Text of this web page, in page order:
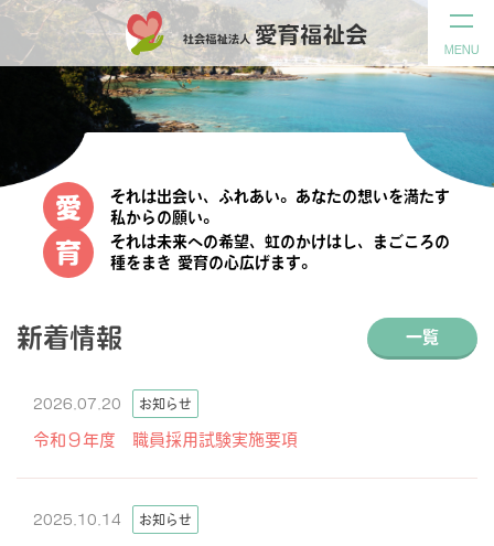
MENU
愛
それは出会い、ふれあい。あなたの想いを満たす
私からの願い。
育
それは未来への希望、虹のかけはし、まごころの
種をまき 愛育の心広げます。
新着情報 一覧
2026.07.20 お知らせ
令和９年度 職員採用試験実施要項
2025.10.14 お知らせ